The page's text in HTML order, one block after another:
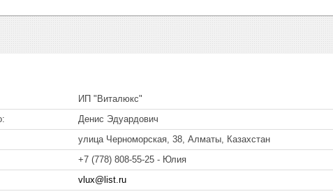
ИП "Виталюкс"
Денис Эдуардович
улица Черноморская, 38, Алматы, Казахстан
+7 (778) 808-55-25
Юлия
vlux@list.ru